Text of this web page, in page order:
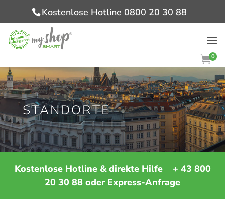
Kostenlose Hotline 0800 20 30 88
0
STANDORTE
Kostenlose Hotline & direkte Hilfe + 43 800
20 30 88 oder Express-Anfrage